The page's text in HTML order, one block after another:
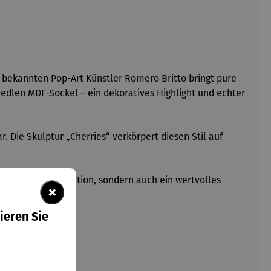
Pop-Art Künstler Romero Britto bringt pure
MDF-Sockel – ein dekoratives Highlight und echter
Die Skulptur „Cherries“ verkörpert diesen Stil auf
stilvolle Dekoration, sondern auch ein wertvolles
×
Sie